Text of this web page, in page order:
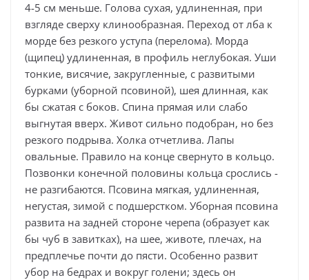
4-5 см меньше. Голова сухая, удлиненная, при
взгляде сверху клинообразная. Переход от лба к
морде без резкого уступа (перелома). Морда
(щипец) удлиненная, в профиль неглубокая. Уши
тонкие, висячие, закругленные, с развитыми
бурками (уборной псовиной), шея длинная, как
бы сжатая с боков. Спина прямая или слабо
выгнутая вверх. Живот сильно подобран, но без
резкого подрыва. Холка отчетлива. Лапы
овальные. Правило на конце свернуто в кольцо.
Позвонки конечной половины кольца срослись -
не разгибаются. Псовина мягкая, удлиненная,
негустая, зимой с подшерстком. Уборная псовина
развита на задней стороне черепа (образует как
бы чуб в завитках), на шее, животе, плечах, на
предплечье почти до пясти. Особенно развит
убор на бедрах и вокруг голени; здесь он